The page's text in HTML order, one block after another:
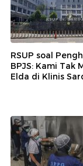
RSUP soal
BPJS: Kami Tak
Elda di Klinis